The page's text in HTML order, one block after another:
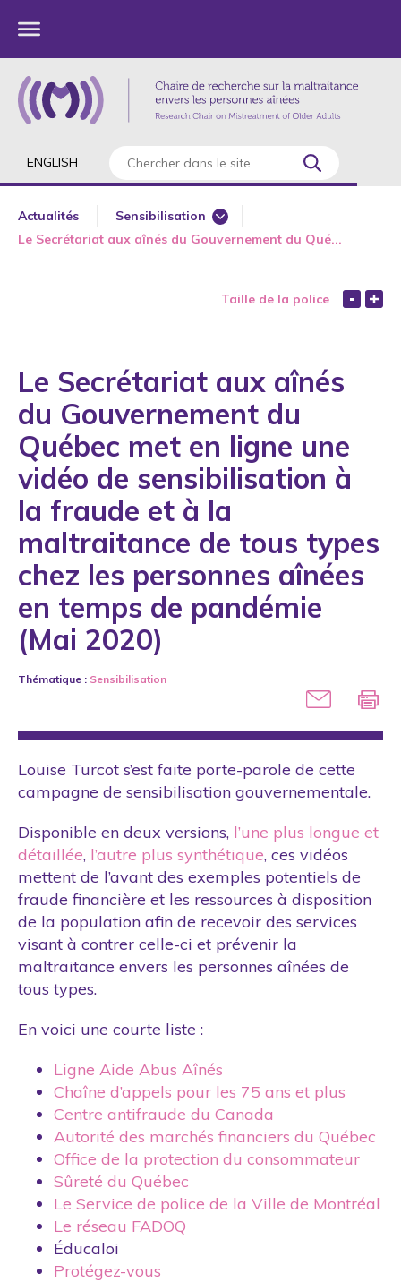
ENGLISH
Actualités
Sensibilisation
Article scientifique
Conférence scientifique
Distinction
Droits
Engagement scientifique
Étudiants
Formation
International
Intimidation
Loi
Média
Outil
Politique publique
Projet de recherche
Rapport annuel
Séminaires
Site web
Le Secrétariat aux aînés du Gouvernement du Qué...
Taille de la police
Le Secrétariat aux aînés
du Gouvernement du
Québec met en ligne une
vidéo de sensibilisation à
la fraude et à la
maltraitance de tous types
chez les personnes aînées
en temps de pandémie
(Mai 2020)
Thématique : Sensibilisation
Louise Turcot s’est faite porte-parole de cette
campagne de sensibilisation gouvernementale.
Disponible en deux versions, l’une plus longue et
détaillée, l’autre plus synthétique, ces vidéos
mettent de l’avant des exemples potentiels de
fraude financière et les ressources à disposition
de la population afin de recevoir des services
visant à contrer celle-ci et prévenir la
maltraitance envers les personnes aînées de
tous types.
En voici une courte liste :
Ligne Aide Abus Aînés
Chaîne d’appels pour les 75 ans et plus
Centre antifraude du Canada
Autorité des marchés financiers du Québec
Office de la protection du consommateur
Sûreté du Québec
Le Service de police de la Ville de Montréal
Le réseau FADOQ
Éducaloi
Protégez-vous